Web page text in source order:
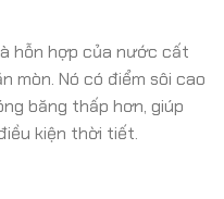
hỗn hợp của nước cất
mòn. Nó có điểm sôi cao
băng thấp hơn, giúp
kiện thời tiết.